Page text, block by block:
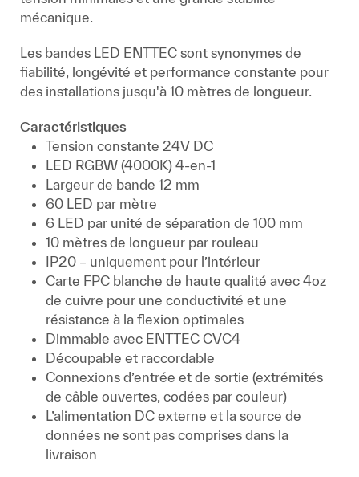
mécanique.
Les bandes LED ENTTEC sont synonymes de
fiabilité, longévité et performance constante pour
des installations jusqu'à 10 mètres de longueur.
Caractéristiques
Tension constante 24V DC
LED RGBW (4000K) 4-en-1
Largeur de bande 12 mm
60 LED par mètre
6 LED par unité de séparation de 100 mm
10 mètres de longueur par rouleau
IP20 – uniquement pour l’intérieur
Carte FPC blanche de haute qualité avec 4oz
de cuivre pour une conductivité et une
résistance à la flexion optimales
Dimmable avec ENTTEC CVC4
Découpable et raccordable
Connexions d’entrée et de sortie (extrémités
de câble ouvertes, codées par couleur)
L’alimentation DC externe et la source de
données ne sont pas comprises dans la
livraison